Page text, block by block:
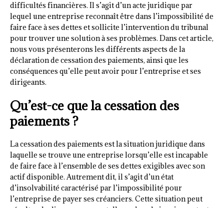
difficultés financières. Il s’agit d’un acte juridique par
lequel une entreprise reconnaît être dans l’impossibilité de
faire face à ses dettes et sollicite l’intervention du tribunal
pour trouver une solution à ses problèmes. Dans cet article,
nous vous présenterons les différents aspects de la
déclaration de cessation des paiements, ainsi que les
conséquences qu’elle peut avoir pour l’entreprise et ses
dirigeants.
Qu’est-ce que la cessation des
paiements ?
La cessation des paiements est la situation juridique dans
laquelle se trouve une entreprise lorsqu’elle est incapable
de faire face à l’ensemble de ses dettes exigibles avec son
actif disponible. Autrement dit, il s’agit d’un état
d’insolvabilité caractérisé par l’impossibilité pour
l’entreprise de payer ses créanciers. Cette situation peut